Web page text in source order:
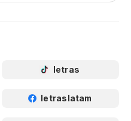
letras
letraslatam